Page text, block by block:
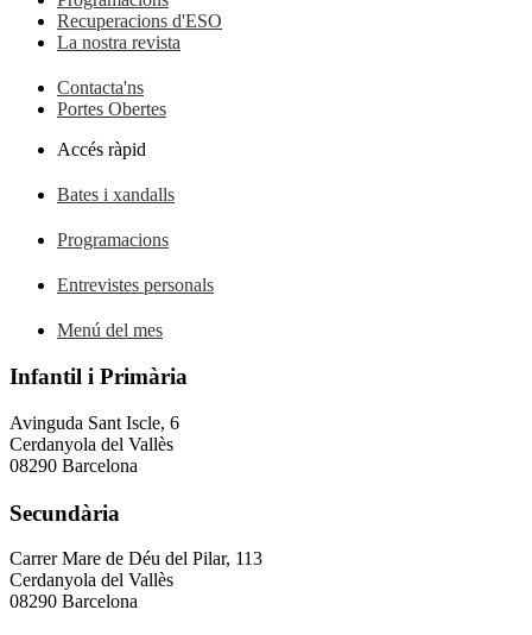
Recuperacions d'ESO
La nostra revista
Contacta'ns
Portes Obertes
Accés ràpid
Bates i xandalls
Programacions
Entrevistes personals
Menú del mes
Infantil i Primària
Avinguda Sant Iscle, 6
Cerdanyola del Vallès
08290 Barcelona
Secundària
Carrer Mare de Déu del Pilar, 113
Cerdanyola del Vallès
08290 Barcelona